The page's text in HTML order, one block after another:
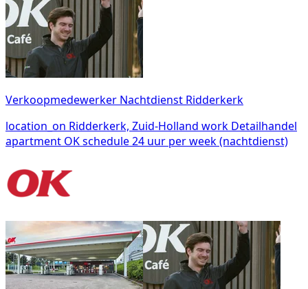
Verkoopmedewerker Nachtdienst Ridderkerk
location_on Ridderkerk, Zuid-Holland work Detailhandel
apartment OKschedule24 uur per week (nachtdienst)